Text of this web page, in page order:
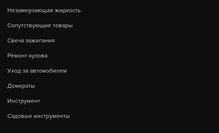
Незамерзающая жидкость
Сопутствующие товары
Свеча зажигания
Ремонт кузова
Уход за автомобилем
Домкраты
Инструмент
Садовые инструменты